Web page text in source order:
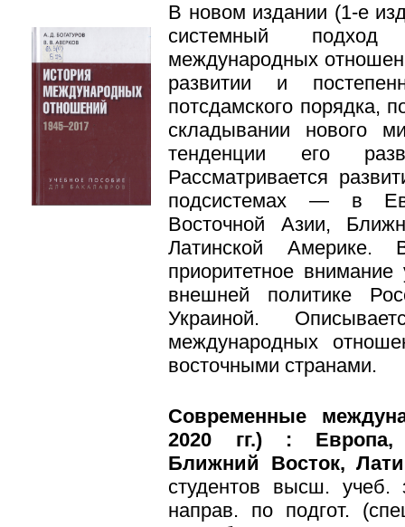
В новом издании (1-е
системный
международных
развитии и
потсдамского порядка,
складывании нового
тенденции его
Рассматривается
подсистемах — в
Восточной Азии,
Латинской
приоритетное
внешней политике
Украиной.
международных
восточными странами.
Современные
2020 гг.) : Европа,
Ближний Восток,
студентов высш. учеб.
направ. по подгот.